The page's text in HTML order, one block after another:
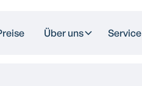
Über uns Service